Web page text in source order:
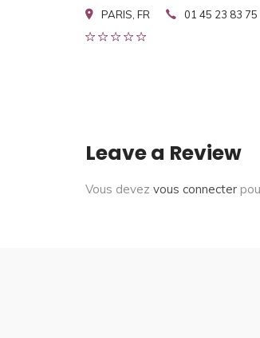
PARIS, FR 01 45 23 83 75
Leave a Review
Vous devez vous connecter